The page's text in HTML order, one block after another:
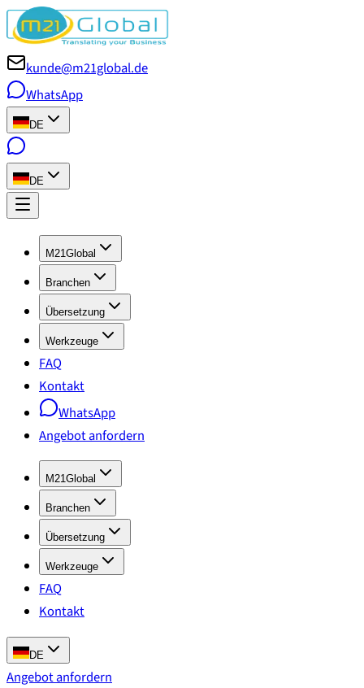
kunde@m21global.de
WhatsApp
DE
DE
M21Global
Branchen
Übersetzung
Werkzeuge
FAQ
Kontakt
WhatsApp
Angebot anfordern
M21Global
Branchen
Übersetzung
Werkzeuge
FAQ
Kontakt
DE
Angebot anfordern